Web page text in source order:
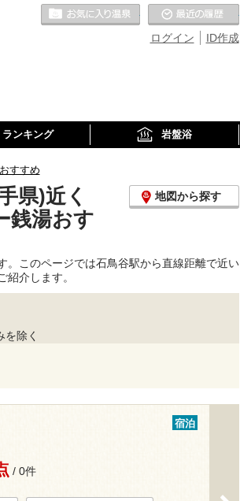
ID作成
ログイン
お気に入りの温泉
ランキング 岩盤浴
すすめ
県)近く
銭湯おす
地図から探す
。このページでは石鳥谷駅から直線距離で近い
介します。
を除く
宿泊
/ 0件